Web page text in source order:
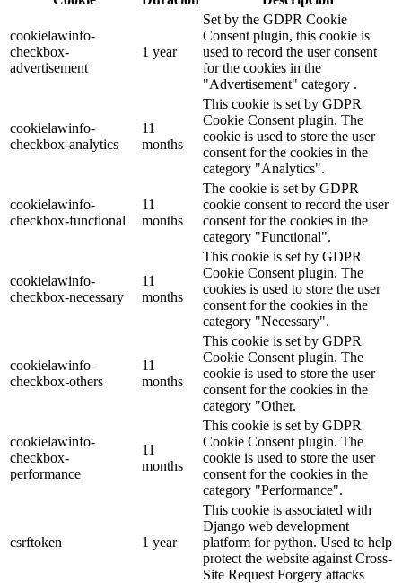
cookielawinfo-
checkbox-
advertisement
1 year
Set by the GDPR Cookie
Consent plugin, this cookie is
used to record the user consent
for the cookies in the
"Advertisement" category .
cookielawinfo-
checkbox-analytics
11
months
This cookie is set by GDPR
Cookie Consent plugin. The
cookie is used to store the user
consent for the cookies in the
category "Analytics".
cookielawinfo-
checkbox-functional
11
months
The cookie is set by GDPR
cookie consent to record the user
consent for the cookies in the
category "Functional".
cookielawinfo-
checkbox-necessary
11
months
This cookie is set by GDPR
Cookie Consent plugin. The
cookies is used to store the user
consent for the cookies in the
category "Necessary".
cookielawinfo-
checkbox-others
11
months
This cookie is set by GDPR
Cookie Consent plugin. The
cookie is used to store the user
consent for the cookies in the
category "Other.
cookielawinfo-
checkbox-
performance
11
months
This cookie is set by GDPR
Cookie Consent plugin. The
cookie is used to store the user
consent for the cookies in the
category "Performance".
csrftoken 1 year
This cookie is associated with
Django web development
platform for python. Used to help
protect the website against Cross-
Site Request Forgery attacks